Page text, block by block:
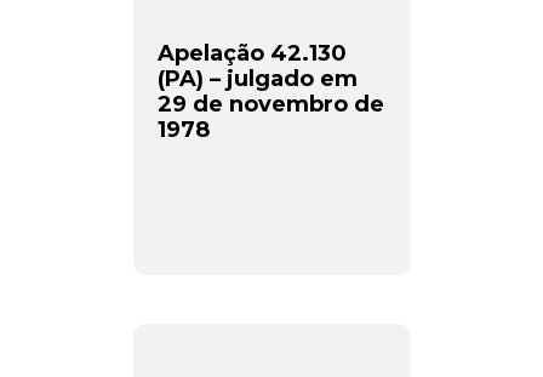
Apelação 42.130
(PA) – julgado em
29 de novembro de
1978